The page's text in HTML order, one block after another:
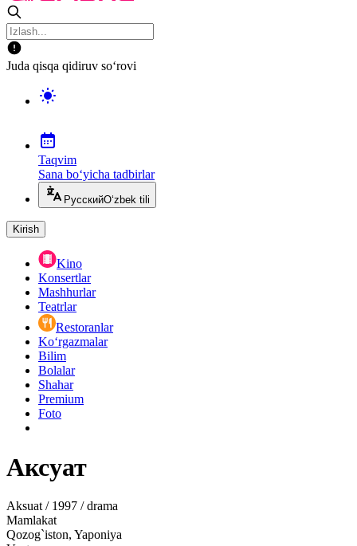
Juda qisqa qidiruv so‘rovi
Taqvim
Sana bo‘yicha tadbirlar
РусскийO‘zbek tili
Kirish
Kino
Konsertlar
Mashhurlar
Teatrlar
Restoranlar
Ko‘rgazmalar
Bilim
Bolalar
Shahar
Premium
Foto
Аксуат
Aksuat / 1997 / drama
Mamlakat
Qozog`iston, Yaponiya